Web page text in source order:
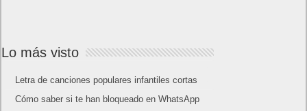
Lo más visto
Letra de canciones populares infantiles cortas
Cómo saber si te han bloqueado en WhatsApp